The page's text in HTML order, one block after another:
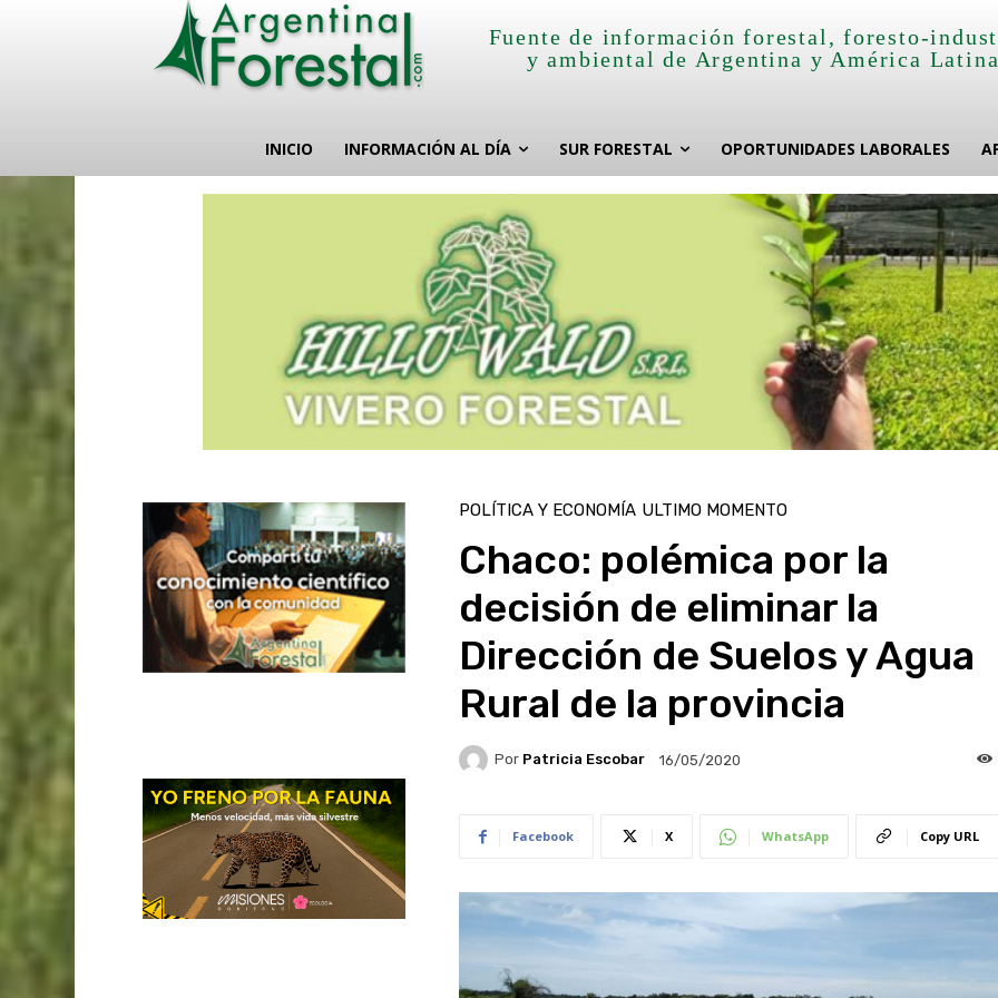
Fuente de información forestal, foresto-
y ambiental de Argentina y América
INICIO INFORMACIÓN AL DÍA SUR FORESTAL OPORTUNIDADES LABORALES
POLÍTICA Y ECONOMÍA ULTIMO MOMENTO
Chaco: polémica por la
decisión de eliminar la
Dirección de Suelos y Agua
Rural de la provincia
Por Patricia Escobar 16/05/2020
Facebook X WhatsApp Copy URL